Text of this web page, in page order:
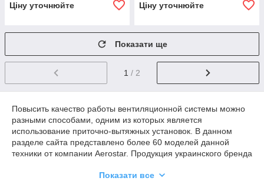
Ціну уточнюйте Ціну уточнюйте
Показати ще
1 / 2
Повысить качество работы вентиляционной системы можно
разными способами, одним из которых является
использование приточно-вытяжных установок. В данном
разделе сайта представлено более 60 моделей данной
техники от компании Aerostar. Продукция украинского бренда
рекуперацией тепла), его обработку и утилизацию.
Показати все